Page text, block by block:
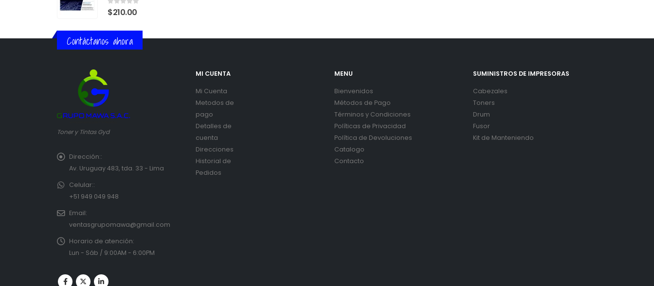
0 out of 5
$210.00
Contáctanos ahora
Toner y Tintas Gyd
Dirección::
Av. Uruguay 483, tda. 33 - Lima
Celular::
+51 949 049 948
Email:
ventasgrupomawa@gmail.com
Horario de atención:
Lun - Sáb / 9:00AM - 6:00PM
MI CUENTA
Mi Cuenta
Metodos de
pago
Detalles de
cuenta
Direcciones
Historial de
Pedidos
MENU
Bienvenidos
Métodos de Pago
Términos y Condiciones
Políticas de Privacidad
Política de Devoluciones
Catalogo
Contacto
SUMINISTROS DE IMPRESORAS
Cabezales
Toners
Drum
Fusor
Kit de Manteniendo